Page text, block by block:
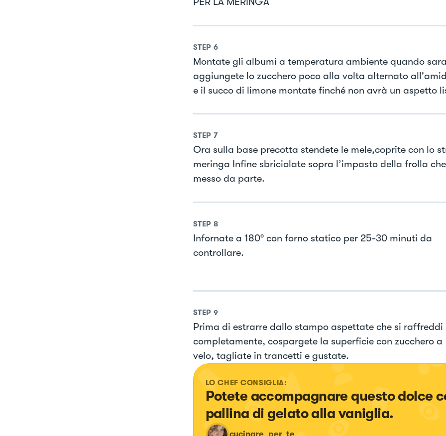
STEP 6
Montate gli albumi a temperatura ambiente quando
aggiungete lo zucchero poco alla volta alternato
e il succo di limone montate finché non avrà un aspetto
STEP 7
Ora sulla base precotta stendete le mele,coprite con lo
meringa Infine sbriciolate sopra l’impasto della frolla
messo da parte.
STEP 8
Infornate a 180° con forno statico per 25-30 minuti da
controllare.
STEP 9
Prima di estrarre dallo stampo aspettate che si raffreddi
completamente, cospargete la superficie con zucchero a
velo, tagliate in trancetti e gustate.
LO CHEF CONSIGLIA:
Potete accompagnare questo dolce
pallina di gelato alla vaniglia.